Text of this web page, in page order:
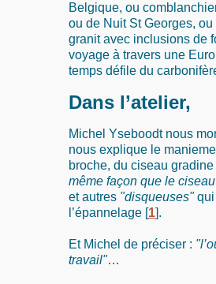
Belgique, ou
ou de Nuit St Georges,
granit avec inclusions de
voyage à travers une
temps défile du
Dans l’atelier,
Michel Yseboodt nous
nous explique le
broche, du ciseau gradine
même façon que le
et autres "disqueuses"qui
l’épannelage [1].
Et Michel de préciser :
travail"…